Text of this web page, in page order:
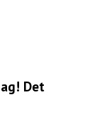
Det